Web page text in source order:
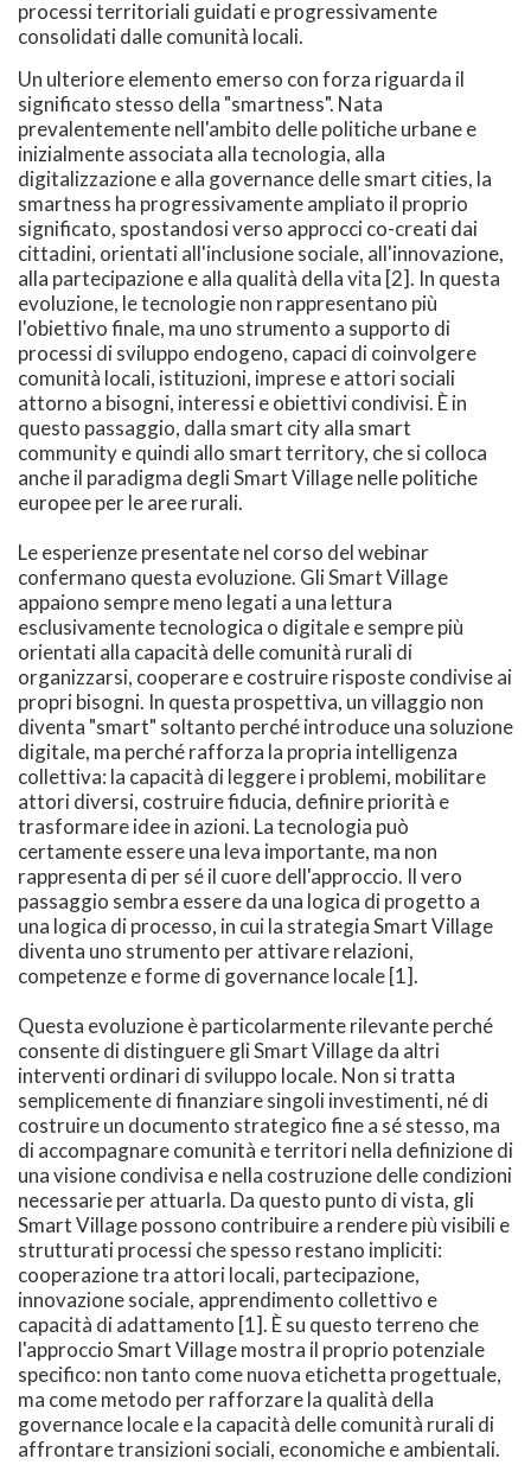
processi territoriali guidati e progressivamente
consolidati dalle comunità locali.
Un ulteriore elemento emerso con forza riguarda il
significato stesso della "smartness". Nata
prevalentemente nell'ambito delle politiche urbane e
inizialmente associata alla tecnologia, alla
digitalizzazione e alla governance delle smart cities, la
smartness ha progressivamente ampliato il proprio
significato, spostandosi verso approcci co-creati dai
cittadini, orientati all'inclusione sociale, all'innovazione,
alla partecipazione e alla qualità della vita [2]. In questa
evoluzione, le tecnologie non rappresentano più
l'obiettivo finale, ma uno strumento a supporto di
processi di sviluppo endogeno, capaci di coinvolgere
comunità locali, istituzioni, imprese e attori sociali
attorno a bisogni, interessi e obiettivi condivisi. È in
questo passaggio, dalla smart city alla smart
community e quindi allo smart territory, che si colloca
anche il paradigma degli Smart Village nelle politiche
europee per le aree rurali.
Le esperienze presentate nel corso del webinar
confermano questa evoluzione. Gli Smart Village
appaiono sempre meno legati a una lettura
esclusivamente tecnologica o digitale e sempre più
orientati alla capacità delle comunità rurali di
organizzarsi, cooperare e costruire risposte condivise ai
propri bisogni. In questa prospettiva, un villaggio non
diventa "smart" soltanto perché introduce una soluzione
digitale, ma perché rafforza la propria intelligenza
collettiva: la capacità di leggere i problemi, mobilitare
attori diversi, costruire fiducia, definire priorità e
trasformare idee in azioni. La tecnologia può
certamente essere una leva importante, ma non
rappresenta di per sé il cuore dell'approccio. Il vero
passaggio sembra essere da una logica di progetto a
una logica di processo, in cui la strategia Smart Village
diventa uno strumento per attivare relazioni,
competenze e forme di governance locale [1].
Questa evoluzione è particolarmente rilevante perché
consente di distinguere gli Smart Village da altri
interventi ordinari di sviluppo locale. Non si tratta
semplicemente di finanziare singoli investimenti, né di
costruire un documento strategico fine a sé stesso, ma
di accompagnare comunità e territori nella definizione di
una visione condivisa e nella costruzione delle condizioni
necessarie per attuarla. Da questo punto di vista, gli
Smart Village possono contribuire a rendere più visibili e
strutturati processi che spesso restano impliciti:
cooperazione tra attori locali, partecipazione,
innovazione sociale, apprendimento collettivo e
capacità di adattamento [1]. È su questo terreno che
l'approccio Smart Village mostra il proprio potenziale
specifico: non tanto come nuova etichetta progettuale,
ma come metodo per rafforzare la qualità della
governance locale e la capacità delle comunità rurali di
affrontare transizioni sociali, economiche e ambientali.